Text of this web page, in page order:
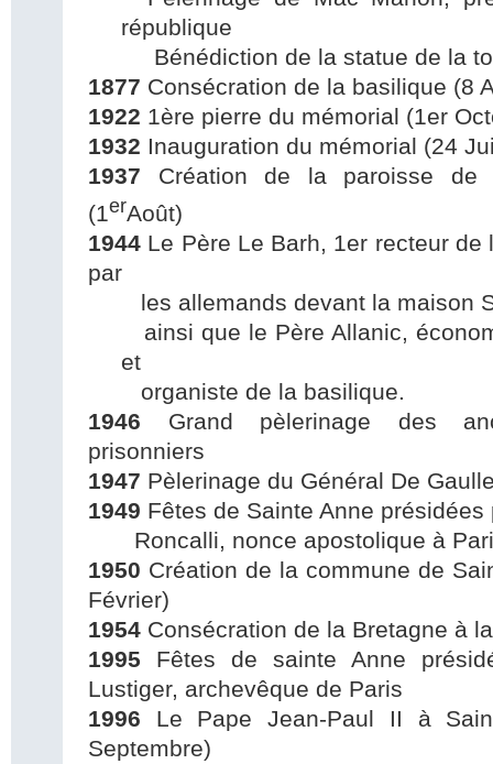
république
Bénédiction de la statue de la
1877 Consécration de la basilique (8
1922 1ère pierre du mémorial (1er
1932 Inauguration du mémorial (24
1937 Création de la paroisse de
(1erAoût)
1944 Le Père Le Barh, 1er recteur
par
les allemands devant la maison
ainsi que le Père Allanic,
et
organiste de la basilique.
1946 Grand pèlerinage des
prisonniers
1947 Pèlerinage du Général De
1949 Fêtes de Sainte Anne
Roncalli, nonce apostolique à
1950 Création de la commune de
Février)
1954 Consécration de la Bretagne à
1995 Fêtes de sainte Anne
Lustiger, archevêque de Paris
1996 Le Pape Jean-Paul II à
Septembre)